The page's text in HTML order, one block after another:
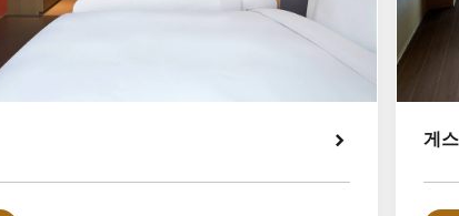
게